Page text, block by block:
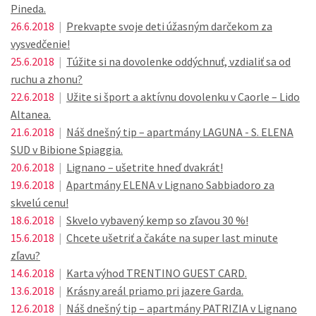
Pineda.
26.6.2018 | Prekvapte svoje deti úžasným darčekom za
vysvedčenie!
25.6.2018 | Túžite si na dovolenke oddýchnuť, vzdialiť sa od
ruchu a zhonu?
22.6.2018 | Užite si šport a aktívnu dovolenku v Caorle – Lido
Altanea.
21.6.2018 | Náš dnešný tip – apartmány LAGUNA - S. ELENA
SUD v Bibione Spiaggia.
20.6.2018 | Lignano – ušetrite hneď dvakrát!
19.6.2018 | Apartmány ELENA v Lignano Sabbiadoro za
skvelú cenu!
18.6.2018 | Skvelo vybavený kemp so zľavou 30 %!
15.6.2018 | Chcete ušetriť a čakáte na super last minute
zľavu?
14.6.2018 | Karta výhod TRENTINO GUEST CARD.
13.6.2018 | Krásny areál priamo pri jazere Garda.
12.6.2018 | Náš dnešný tip – apartmány PATRIZIA v Lignano